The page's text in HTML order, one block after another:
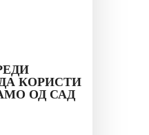
КОРИСТИ
ОД САД